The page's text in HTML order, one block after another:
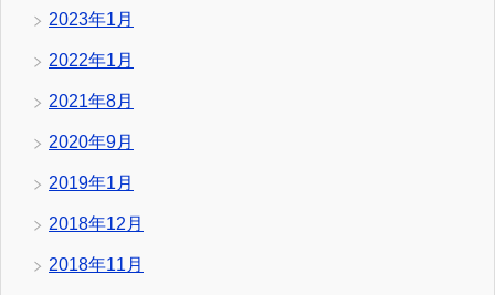
2023年1月
2022年1月
2021年8月
2020年9月
2019年1月
2018年12月
2018年11月